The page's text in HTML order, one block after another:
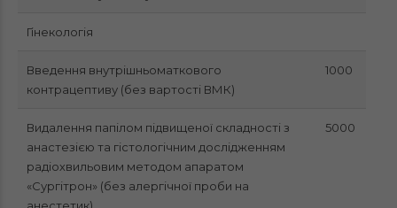
Гінекологія
Введення внутрішньоматкового
контрацептиву (без вартості ВМК)
1000
Видалення папілом підвищеної складності з
анастезією та гістологічним дослідженням
радіохвильовим методом апаратом
«Сургітрон» (без алергічної проби на
5000